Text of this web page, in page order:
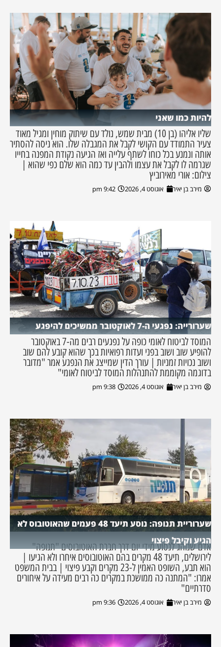
להיות כמו שאני
שליו אליהו (בן 10) מבית שמש, נולד עם שיתוק מוחין ומגיל מאוד
צעיר התמודד עם הקושי לקבל את המגבלה שלו. הוא ניסה להסתיר
אותה ונמנע בכל כוחו לשתף עלייה ואז הגיעה נקודת המפנה בחייו
שגרמה לו לקבל את עצמו ולהבין עד כמה הוא שלם כפי שהוא |
צילום: אורי מאירוביץ
מירב בן יאיר אוגוסט 4, 2026 9:42 pm
שערורייה: נפגעי ה-7 לאוקטובר ממשיכים להיפגע
המוסד לביטוח לאומי כופה על נפגעים רבים מה-7 באוקטובר
להופיע שוב ושוב בפני ועדות רפואיות בכך שהוא קובע להם שוב
ושוב נכויות זמניות | עורך הדין שמייצג את הנפגע אמר "מדובר
בדוגמה מקוממת להתנהלות המוסד לביטוח לאומי"
מירב בן יאיר אוגוסט 4, 2026 9:38 pm
שערוריית תנופה: נוסע תיעד 48 פעמים שהאוטובוס לא
הגיע וקיבל פיצוי
אדם שנוהג לנסוע מידי יום דרך חברת האוטובוסים "תנופה"
לירושלים, תיעד 48 מקרים בהם האוטובוסים איחרו ולא הגיעו |
הוא תבע, השופט האמין ל-23 מקרים וקבע פיצוי | בבית המשפט
אמרו: "המתנה כה ממושכת במקרים כה רבים מעידה על איחורים
סדרתיים"
מירב בן יאיר אוגוסט 4, 2026 9:36 pm